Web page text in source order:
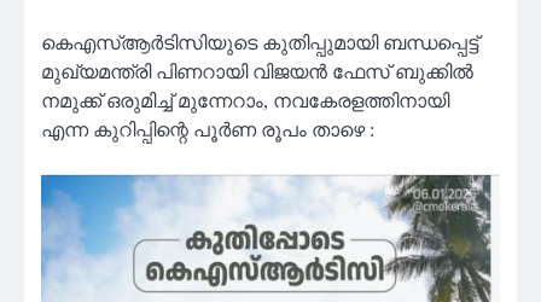
കെഎസ്ആർടിസിയുടെ കുതിപ്പുമായി ബന്ധപ്പെട്ട്
മുഖ്യമന്ത്രി പിണറായി വിജയൻ ഫേസ് ബുക്കിൽ
നമുക്ക് ഒരുമിച്ച് മുന്നേറാം, നവകേരളത്തിനായി
എന്ന കുറിപ്പിന്റെ പൂർണ രൂപം താഴെ :